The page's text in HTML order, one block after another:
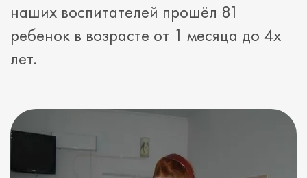
наших воспитателей прошёл 81
ребенок в возрасте от 1 месяца до 4х
лет.